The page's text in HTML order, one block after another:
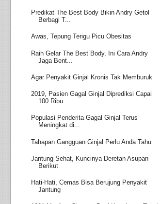
Predikat The Best Body Bikin Andry Getol
Berbagi T...
Awas, Tepung Terigu Picu Obesitas
Raih Gelar The Best Body, Ini Cara Andry
Jaga Bent...
Agar Penyakit Ginjal Kronis Tak Memburuk
2019, Pasien Gagal Ginjal Diprediksi Capai
100 Ribu
Populasi Penderita Gagal Ginjal Terus
Meningkat di...
Tahapan Gangguan Ginjal Perlu Anda Tahu
Jantung Sehat, Kuncinya Deretan Asupan
Berikut
Hati-Hati, Cemas Bisa Berujung Penyakit
Jantung